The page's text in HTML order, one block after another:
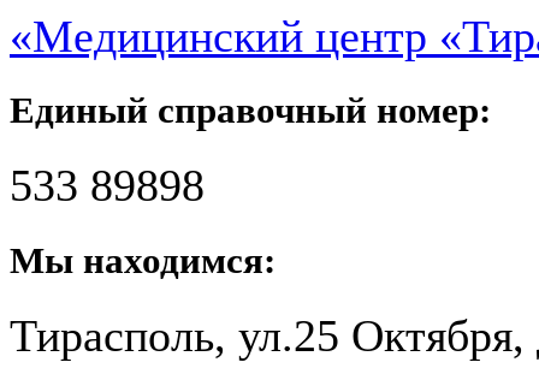
«Медицинский центр
Единый справочный номер:
533 89898
Мы находимся:
Тирасполь, ул.25 Октября,